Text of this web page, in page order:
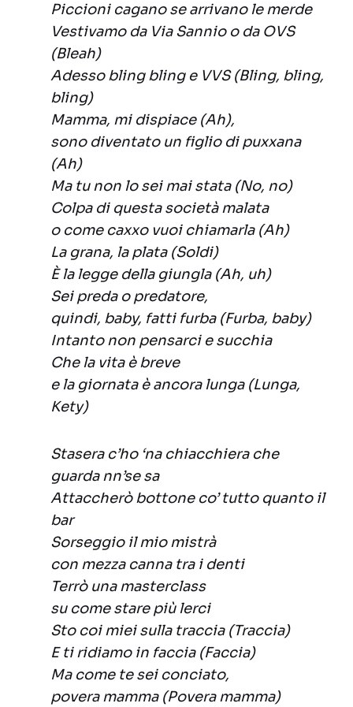
Piccioni cagano se arrivano le merde
Vestivamo da Via Sannio o da OVS
(Bleah)
Adesso bling bling e VVS (Bling, bling,
bling)
Mamma, mi dispiace (Ah),
sono diventato un figlio di puxxana
(Ah)
Ma tu non lo sei mai stata (No, no)
Colpa di questa società malata
o come caxxo vuoi chiamarla (Ah)
La grana, la plata (Soldi)
È la legge della giungla (Ah, uh)
Sei preda o predatore,
quindi, baby, fatti furba (Furba, baby)
Intanto non pensarci e succhia
Che la vita è breve
e la giornata è ancora lunga (Lunga,
Kety)
Stasera c’ho ‘na chiacchiera che
guarda nn’se sa
Attaccherò bottone co’ tutto quanto il
bar
Sorseggio il mio mistrà
con mezza canna tra i denti
Terrò una masterclass
su come stare più lerci
Sto coi miei sulla traccia (Traccia)
E ti ridiamo in faccia (Faccia)
Ma come te sei conciato,
povera mamma (Povera mamma)